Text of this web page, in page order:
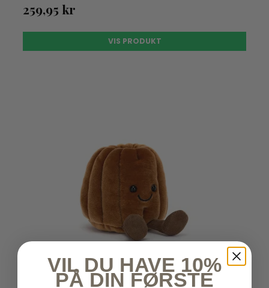
259,95 kr
VIS PRODUKT
VIL DU HAVE 10%
PÅ DIN FØRSTE